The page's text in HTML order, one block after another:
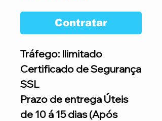
Contratar
Tráfego: Ilimitado
Certificado de Segurança
SSL
Prazo de entrega Úteis
de 10 á 15 dias (Após